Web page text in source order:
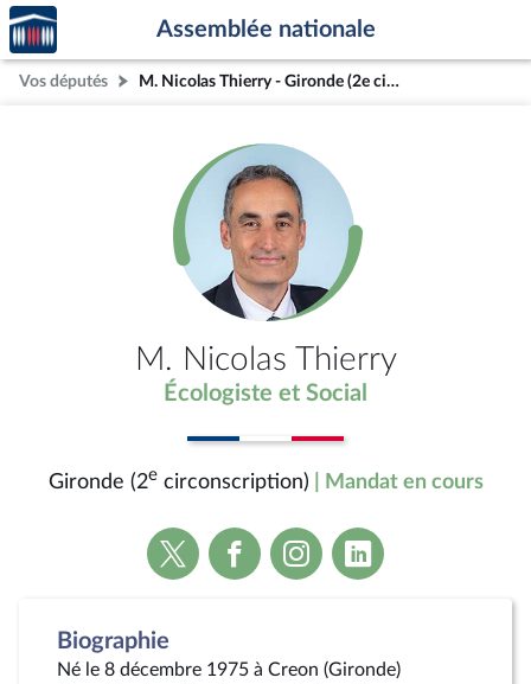
Aller au contenu
Aller en bas de la page
Accèder
à la
page
d'accueil
Assemblée nationale
Vos députés M. Nicolas Thierry - Gironde (2e circonscription)
M. Nicolas Thierry
Écologiste et Social
Gironde (2ecirconscription) | Mandat en cours
Voir
la
Voir
la
Voir
la
Voir
la
Biographie
Né le 8 décembre 1975 à Creon (Gironde)